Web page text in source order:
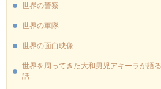
世界の警察
世界の軍隊
世界の面白映像
世界を周ってきた大和男児アキーラが語
話